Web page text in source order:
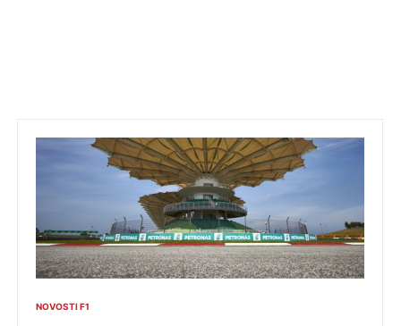
NOVOSTI F1